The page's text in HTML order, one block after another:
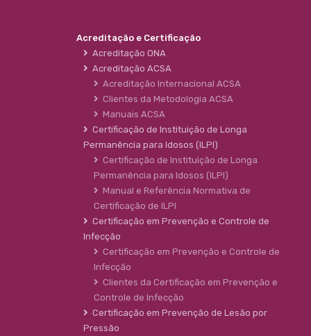
Acreditação e Certificação
Acreditação ONA
Acreditação ACSA
Acreditação Internacional ACSA
Clientes da Metodologia ACSA
Manuais ACSA
Certificação de Instituição de Longa
Permanência para Idosos (ILPI)
Certificação de Instituição de Longa
Permanência para Idosos (ILPI)
Manual e Referência Normativa de
Certificação de ILPI
Certificação em Prevenção e Controle de
Infecção
Certificação em Prevenção e Controle de
Infecção
Clientes da Certificação em Prevenção e
Controle de Infecção
Certificação em Prevenção de Lesão por
Pressão